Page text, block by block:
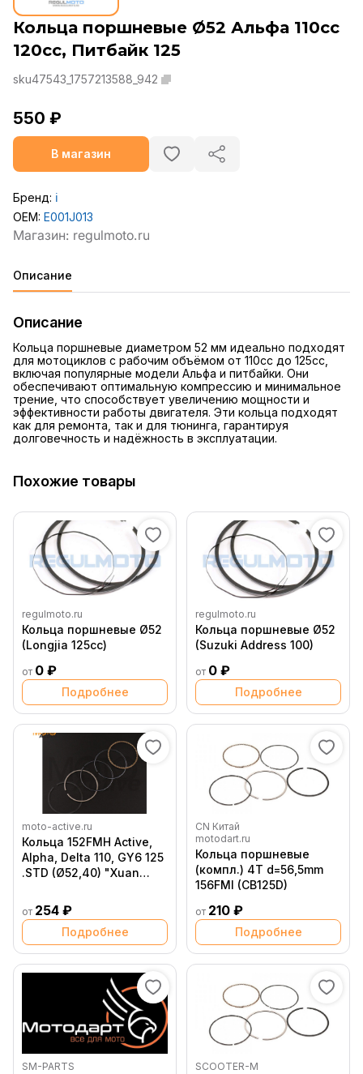
Кольца поршневые Ø52 Альфа 110cc
120сс, Питбайк 125
sku47543_1757213588_942
550 ₽
В магазин
Бренд: ℹ️
OEM: E001J013
Описание
Описание
Кольца поршневые диаметром 52 мм идеально подходят
для мотоциклов с рабочим объёмом от 110cc до 125cc,
включая популярные модели Альфа и питбайки. Они
обеспечивают оптимальную компрессию и минимальное
трение, что способствует увеличению мощности и
эффективности работы двигателя. Эти кольца подходят
как для ремонта, так и для тюнинга, гарантируя
долговечность и надёжность в эксплуатации.
Похожие товары
regulmoto.ru
Кольца поршневые Ø52
(Longjia 125cc)
от 0 ₽
Подробнее
regulmoto.ru
Кольца поршневые Ø52
(Suzuki Address 100)
от 0 ₽
Подробнее
moto-active.ru
Кольца 152FMH Active,
Alpha, Delta 110, GY6 125
.STD (Ø52,40) "Xuan
от 254 ₽
Подробнее
CN Китай
motodart.ru
Кольца поршневые
(компл.) 4T d=56,5mm
156FMI (CB125D)
от 210 ₽
Подробнее
SM-PARTS
SCOOTER-M